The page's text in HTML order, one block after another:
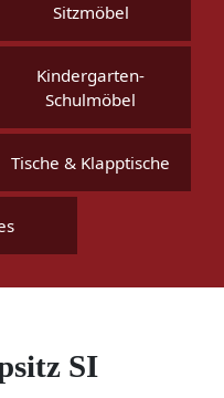
Sitzmöbel
Kindergarten-
Schulmöbel
Tische & Klapptische
SI